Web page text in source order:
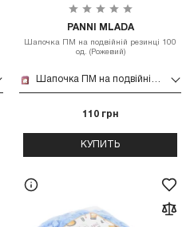
PANNI MLADA
Шапочка ПМ на подвійній резинці 100
од. (Рожевий)
Шапочка ПМ на подвійній резинці 100 од. (Рожевий)
110 грн
КУПИТЬ